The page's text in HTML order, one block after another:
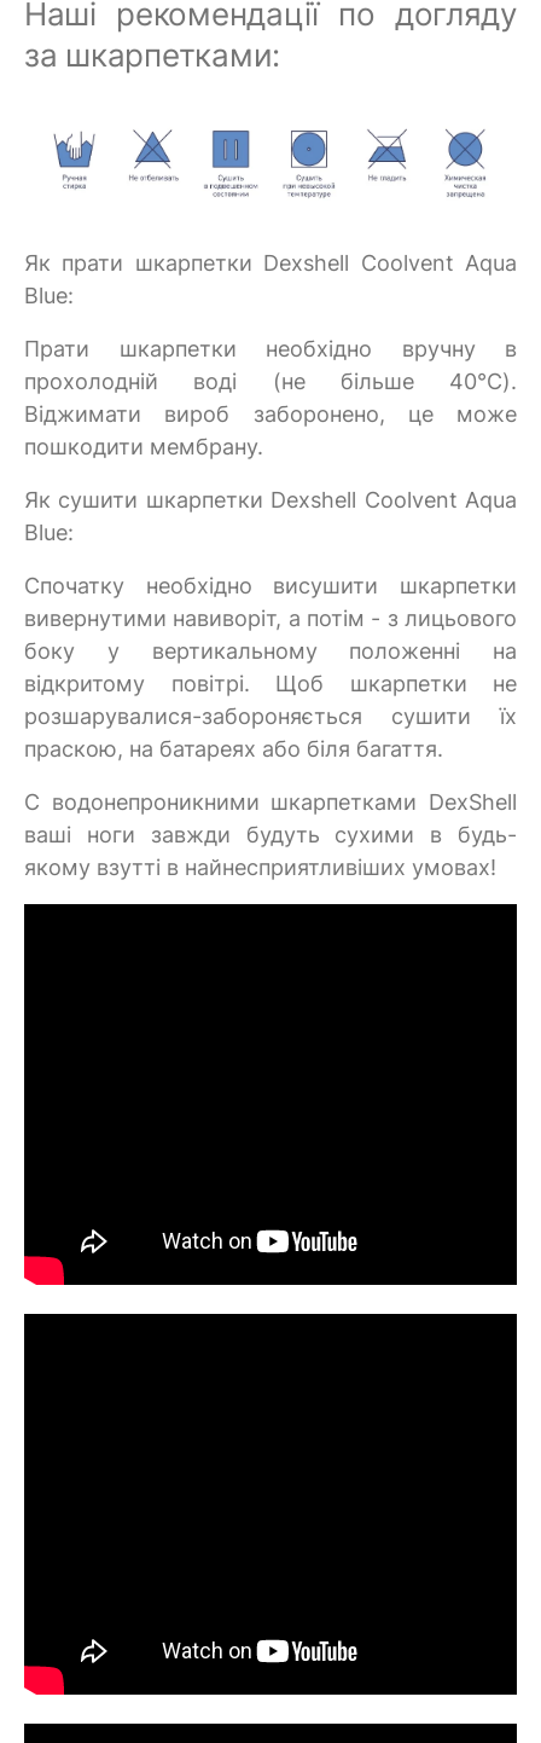
Наші рекомендації по догляду
за шкарпетками:
Як прати шкарпетки Dexshell Coolvent Aqua
Blue:
Прати шкарпетки необхідно вручну в
прохолодній воді (не більше 40°C).
Віджимати вироб заборонено, це може
пошкодити мембрану.
Як сушити шкарпетки Dexshell Coolvent Aqua
Blue:
Спочатку необхідно висушити шкарпетки
вивернутими навиворіт, а потім - з лицьового
боку у вертикальному положенні на
відкритому повітрі. Щоб шкарпетки не
розшарувалися-забороняється сушити їх
праскою, на батареях або біля багаття.
C водонепроникними шкарпетками DexShell
ваші ноги завжди будуть сухими в будь-
якому взутті в найнесприятливіших умовах!